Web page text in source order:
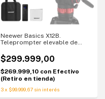
Neewer Basics X12B.
Teleprompter elevable de
cámara
$299.999,00
$269.999,10 con Efectivo
(Retiro en tienda)
3 x $99.999,67 sin interés